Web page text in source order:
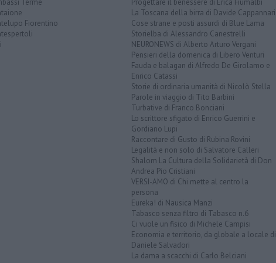
Fiorentino
La Toscana della birra di Davide Cappannari
Cose strane e posti assurdi di Blue Lama
Storielba di Alessandro Canestrelli
NEURONEWS di Alberto Arturo Vergani
Pensieri della domenica di Libero Venturi
Fauda e balagan di Alfredo De Girolamo e
Enrico Catassi
Storie di ordinaria umanità di Nicolò Stella
Parole in viaggio di Tito Barbini
Turbative di Franco Bonciani
Lo scrittore sfigato di Enrico Guerrini e
Gordiano Lupi
Raccontare di Gusto di Rubina Rovini
Legalità e non solo di Salvatore Calleri
Shalom La Cultura della Solidarietà di Don
Andrea Pio Cristiani
VERSI-AMO di Chi mette al centro la
persona
Eureka! di Nausica Manzi
Tabasco senza filtro di Tabasco n.6
Ci vuole un fisico di Michele Campisi
Economia e territorio, da globale a locale di
Daniele Salvadori
La dama a scacchi di Carlo Belciani